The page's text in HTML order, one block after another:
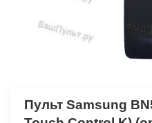
Пульт Samsung